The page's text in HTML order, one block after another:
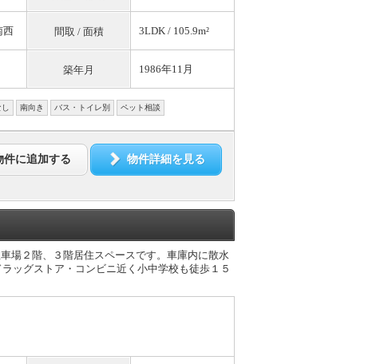
西 間取 / 面積 3LDK / 105.9m²
築年月 1986年11月
南向き バス・トイレ別 ペット相談
件に追加する 物件詳細を見る
場２階、３階居住スペースです。車庫内に散水
ッグストア・コンビニ近く小中学校も徒歩１５